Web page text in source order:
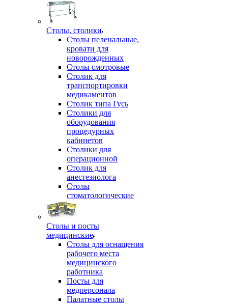
Столы, столики
Столы пеленальные,
кровати для
новорожденных
Столы смотровые
Столик для
транспортировки
медикаментов
Столик типа Гусь
Столики для
оборудования
процедурных
кабинетов
Столики для
операционной
Столик для
анестезиолога
Столы
стоматологические
Столы и посты
медицинские
Столы для оснащения
рабочего места
медицинского
работника
Посты для
медперсонала
Палатные столы